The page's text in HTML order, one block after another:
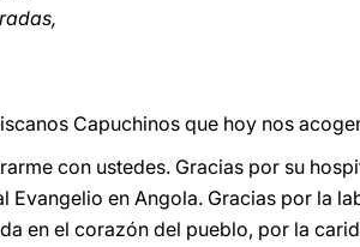
Capuchinos que hoy nos
con ustedes. Gracias por su
Evangelio en Angola. Gracias por la
en el corazón del pueblo, por la